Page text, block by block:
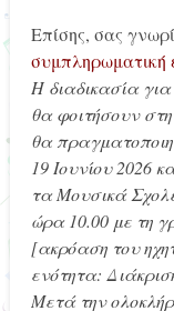
Επίσης, σας
συμπληρωματική
Η διαδικασία
θα φοιτήσουν
θα
19 Ιουνίου 2026
τα Μουσικά
ώρα 10.00 με τη
[ακρόαση του
ενότητα:
Μετά την